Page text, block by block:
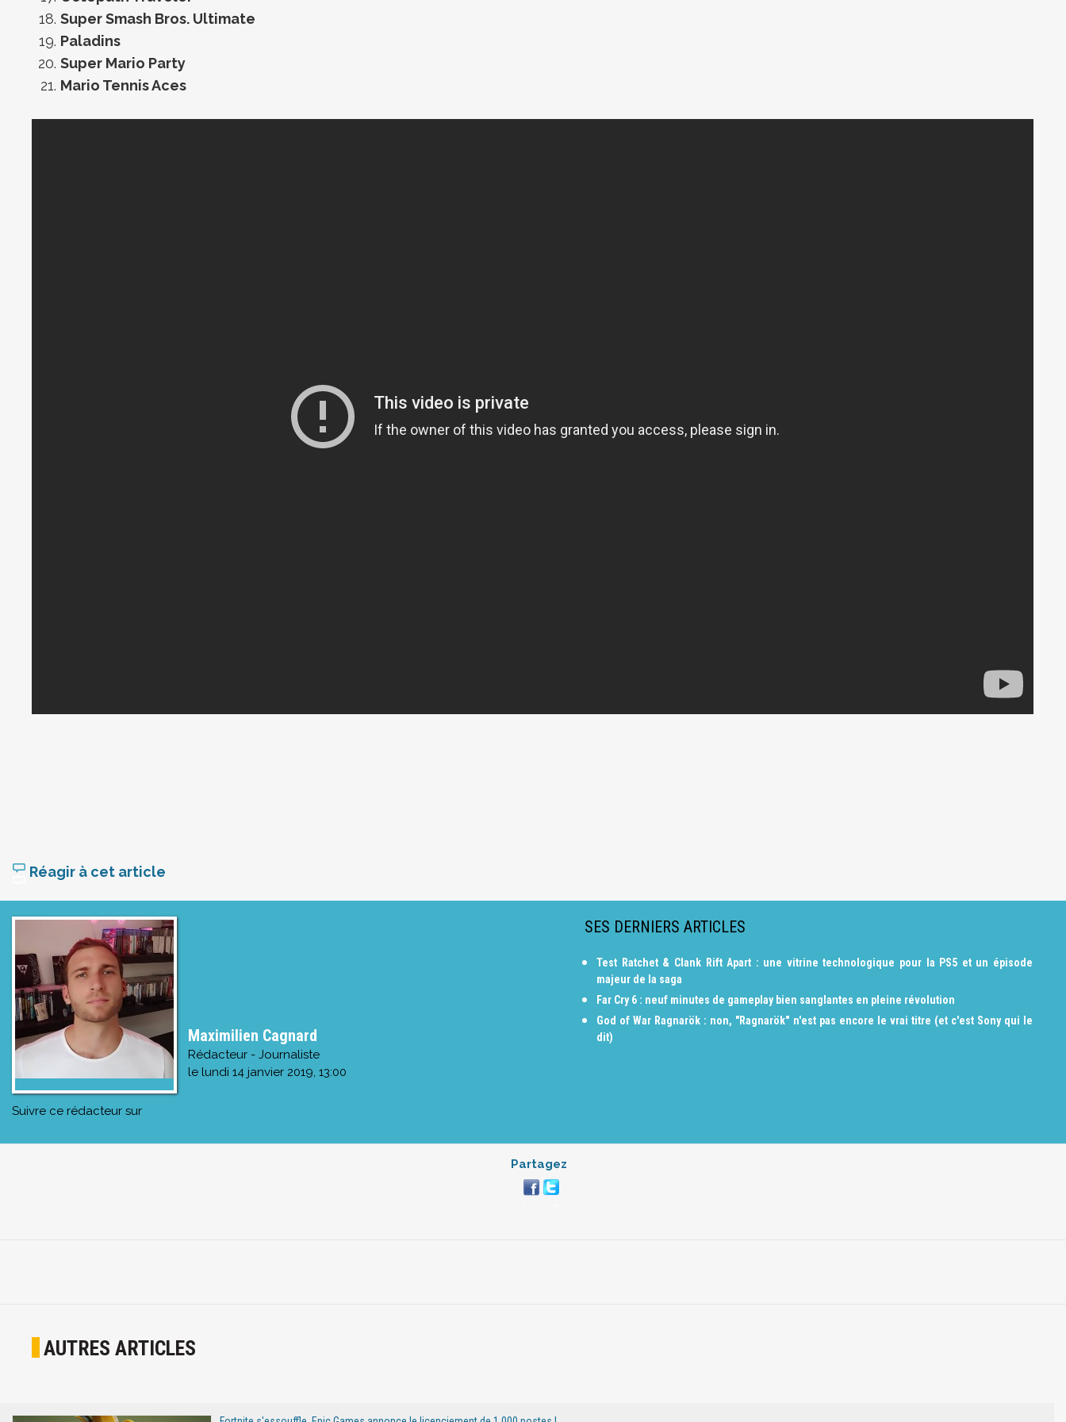
Super Smash Bros. Ultimate
Paladins
Super Mario Party
Mario Tennis Aces
Réagir à cet article
Maximilien Cagnard
Rédacteur - Journaliste
le lundi 14 janvier 2019, 13:00
Suivre ce rédacteur sur
SES DERNIERS ARTICLES
Test Ratchet & Clank Rift Apart : une vitrine technologique pour la PS5 et un épisode
majeur de la saga
Far Cry 6 : neuf minutes de gameplay bien sanglantes en pleine révolution
God of War Ragnarök : non, "Ragnarök" n'est pas encore le vrai titre (et c'est Sony qui le
dit)
Partagez
AUTRES ARTICLES